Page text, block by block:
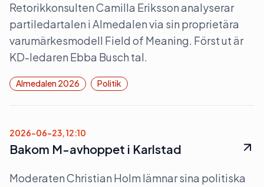
Retorikkonsulten Camilla Eriksson analyserar
partiledartalen i Almedalen via sin proprietära
varumärkesmodell Field of Meaning. Först ut är
KD-ledaren Ebba Busch tal.
Almedalen 2026 Politik
2026-06-23, 12:10
Bakom M-avhoppet i Karlstad
Moderaten Christian Holm lämnar sina politiska